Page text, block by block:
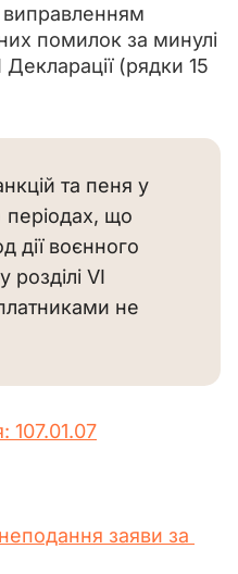
виправленням
помилок за минулі
Декларації (рядки 15
та пеня у
періодах, що
дії воєнного
VІ
не
107.01.07
заяви за